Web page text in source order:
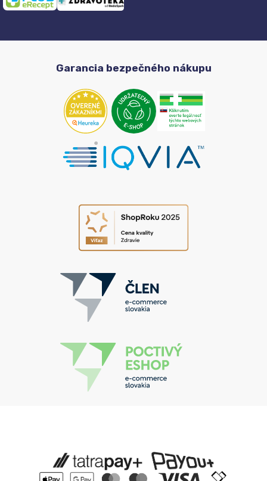
Garancia bezpečného nákupu